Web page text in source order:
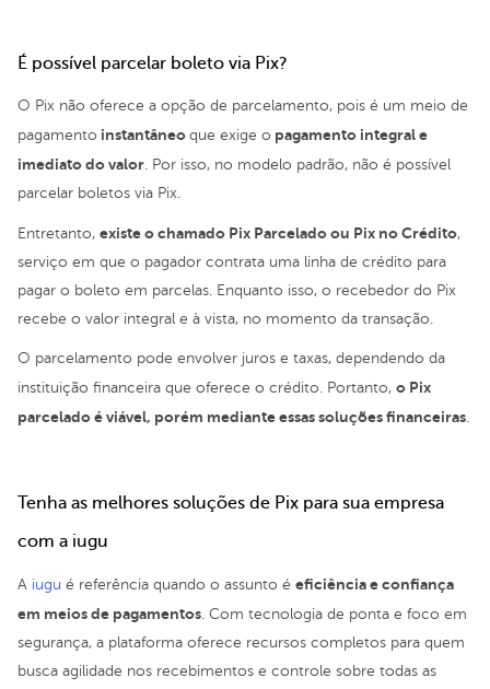
É possível parcelar boleto via Pix?
O Pix não oferece a opção de parcelamento, pois é um meio de
pagamento instantâneo que exige o pagamento integral e
imediato do valor . Por isso, no modelo padrão, não é possível
parcelar boletos via Pix.
Entretanto, existe o chamado Pix Parcelado ou Pix no Crédito,
serviço em que o pagador contrata uma linha de crédito para
pagar o boleto em parcelas. Enquanto isso, o recebedor do Pix
recebe o valor integral e à vista, no momento da transação.
O parcelamento pode envolver juros e taxas, dependendo da
instituição financeira que oferece o crédito. Portanto, o Pix
parcelado é viável, porém mediante essas soluções financeiras
Tenha as melhores soluções de Pix para sua empresa
com a iugu
A iugu é referência quando o assunto é eficiência e confiança
em meios de pagamentos . Com tecnologia de ponta e foco em
segurança, a plataforma oferece recursos completos para quem
busca agilidade nos recebimentos e controle sobre todas as